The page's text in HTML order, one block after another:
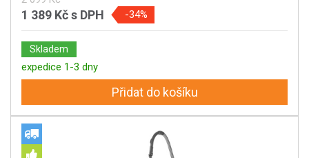
1 389 Kčs DPH -34%
Skladem
expedice 1-3 dny
Přidat do košíku